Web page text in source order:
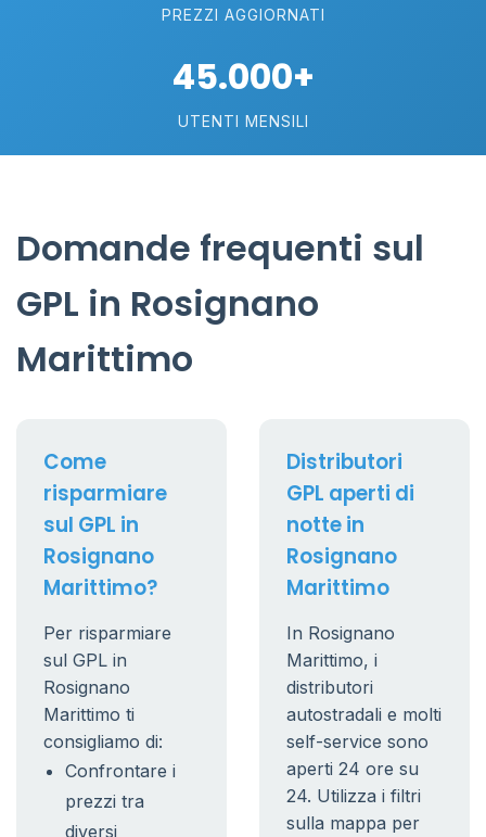
PREZZI AGGIORNATI
45.000+
UTENTI MENSILI
Domande frequenti sul
GPL in Rosignano
Marittimo
Come
risparmiare
sul GPL in
Rosignano
Marittimo?
Per risparmiare
sul GPL in
Rosignano
Marittimo ti
consigliamo di:
Confrontare i
prezzi tra
diversi
Distributori
GPL aperti di
notte in
Rosignano
Marittimo
In Rosignano
Marittimo, i
distributori
autostradali e molti
self-service sono
aperti 24 ore su
24. Utilizza i filtri
sulla mappa per